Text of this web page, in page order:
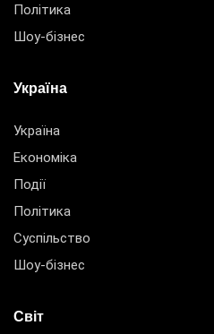
Політика
Шоу-бізнес
Україна
Україна
Економіка
Події
Політика
Суспільство
Шоу-бізнес
Світ